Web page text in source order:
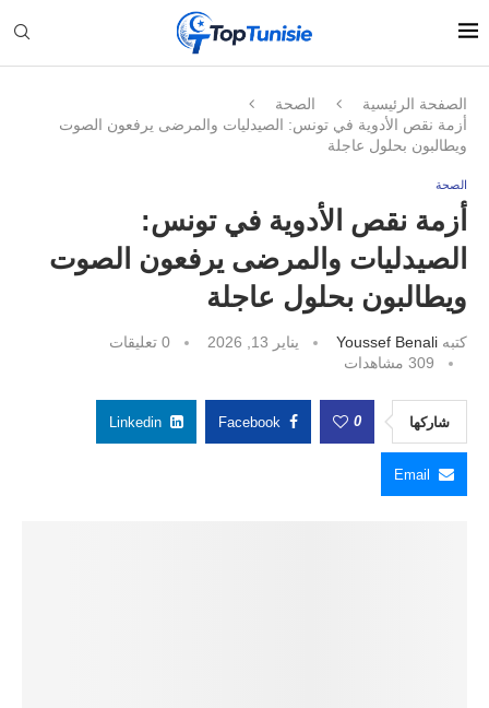
الصفحة الرئيسية
الصحة
أزمة نقص الأدوية في تونس: الصيدليات والمرضى يرفعون الصوت
ويطالبون بحلول عاجلة
الصحة
أزمة نقص الأدوية في تونس:
الصيدليات والمرضى يرفعون الصوت
ويطالبون بحلول عاجلة
كتبه Youssef Benali يناير 13, 2026
0 تعليقات
309 مشاهدات
شاركها 0
Facebook
Linkedin
Email